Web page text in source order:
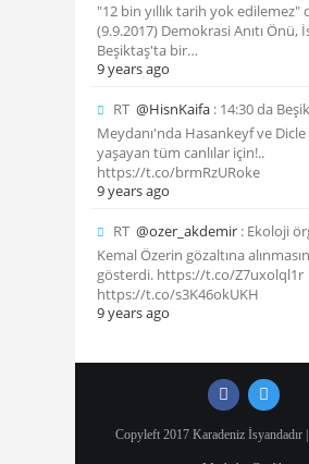
"12 bin yıllık tarih yok edilemez"
(9.9.2017) Demokrasi Anıtı Önü,
Beşiktaş'ta bir…
9 years ago
RT @HisnKaifa : 14:30 da
Meydanı'nda Hasankeyf ve
yaşayan tüm canlılar için!..
https://t.co/brmRzURoke
9 years ago
RT @ozer_akdemir : Ekoloji
Kemal Özerin gözaltına
gösterdi. https://t.co/Z7uxolql1r
https://t.co/s3K46okUKH
9 years ago
Copyleft 2017 Karadeniz İsyandadır